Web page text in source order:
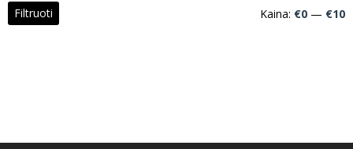
Filtruoti Kaina: €0 — €10